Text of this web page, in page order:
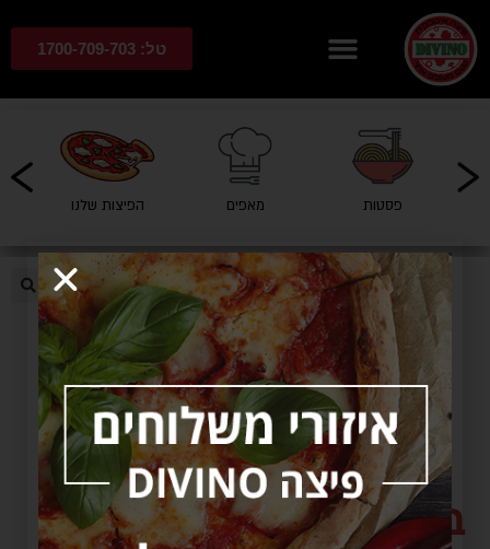
טל: 1700-709-703
הפיצות שלנו מאפים פסטות
בקבוק פיוזטי 0.5